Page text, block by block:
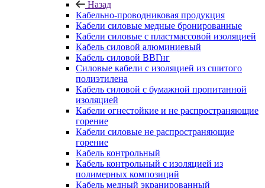
Назад
Кабельно-проводниковая продукция
Кабели силовые медные бронированные
Кабели силовые с пластмассовой изоляцией
Кабель силовой алюминиевый
Кабель силовой ВВГнг
Силовые кабели с изоляцией из сшитого
полиэтилена
Кабель силовой с бумажной пропитанной
изоляцией
Кабели огнестойкие и не распространяющие
горение
Кабели силовые не распространяющие
горение
Кабель контрольный
Кабель контрольный с изоляцией из
полимерных композиций
Кабель медный экранированный